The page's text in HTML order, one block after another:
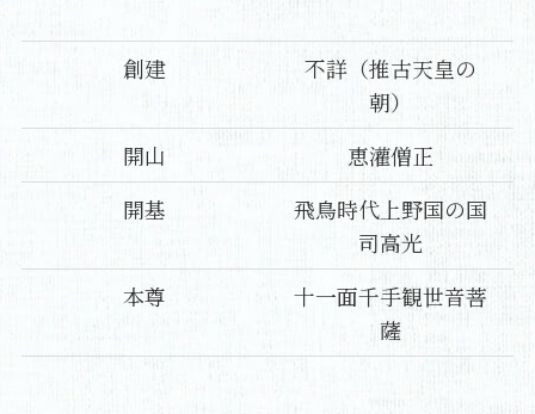
創建
不詳（推古天皇の
朝）
開山
恵灌僧正
開基
飛鳥時代上野国の国
司高光
本尊
十一面千手観世音菩
薩